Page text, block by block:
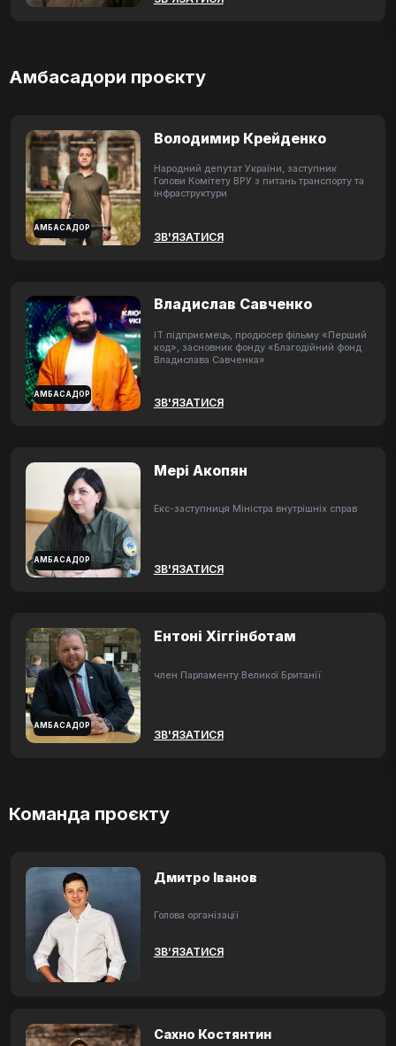
Амбасадори проєкту
АМБАСАДОР
Володимир Крейденко
Народний депутат України, заступник
Голови Комітету ВРУ з питань транспорту та
інфраструктури
ЗВ'ЯЗАТИСЯ
АМБАСАДОР
Владислав Савченко
ІТ підприємець, продюсер фільму «Перший
код», засновник фонду «Благодійний фонд
Владислава Савченка»
ЗВ'ЯЗАТИСЯ
АМБАСАДОР
Мері Акопян
Екс-заступниця Міністра внутрішніх справ
ЗВ'ЯЗАТИСЯ
АМБАСАДОР
Ентоні Хіггінботам
член Парламенту Великої Британії
ЗВ'ЯЗАТИСЯ
Команда проєкту
Дмитро Іванов
Голова організації
ЗВ’ЯЗАТИСЯ
Сахно Костянтин